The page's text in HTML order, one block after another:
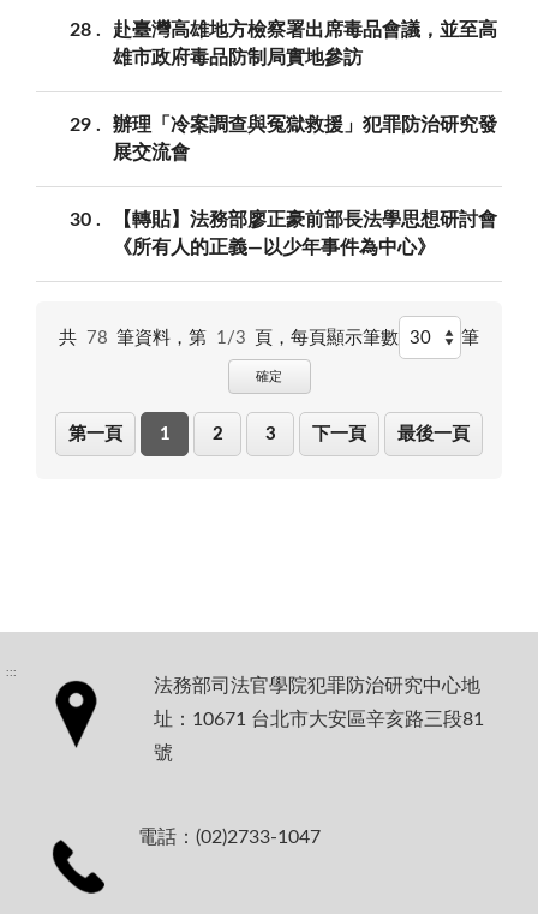
28
赴臺灣高雄地方檢察署出席毒品會議，並至高
雄市政府毒品防制局實地參訪
29
辦理「冷案調查與冤獄救援」犯罪防治研究發
展交流會
30
【轉貼】法務部廖正豪前部長法學思想研討會
《所有人的正義—以少年事件為中心》
共 78 筆資料，第 1/3 頁，每頁顯示筆數 筆
確定
第一頁 1 2 3 下一頁 最後一頁
:::
法務部司法官學院犯罪防治研究中心地
址：10671 台北市大安區辛亥路三段81
號
電話：(02)2733-1047